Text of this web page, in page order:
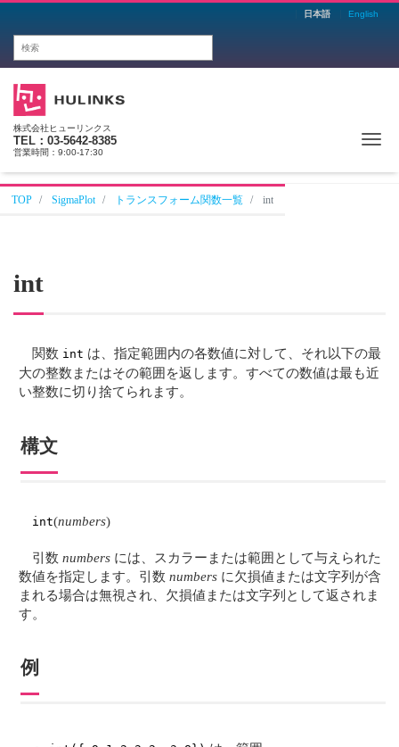
日本語 English
株式会社ヒューリンクス
TEL：03-5642-8385
営業時間：9:00-17:30
TOP SigmaPlot トランスフォーム関数一覧 int
int
関数 int は、指定範囲内の各数値に対して、それ以下の最
大の整数またはその範囲を返します。すべての数値は最も近
い整数に切り捨てられます。
構文
int(numbers)
引数numbers には、スカラーまたは範囲として与えられた
数値を指定します。引数numbers に欠損値または文字列が含
まれる場合は無視され、欠損値または文字列として返されま
す。
例